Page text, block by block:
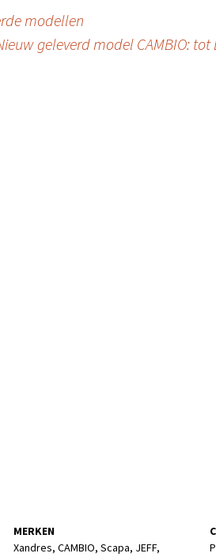
modellen
geleverd model CAMBIO:
MERKEN
Xandres, CAMBIO, Scapa, JEFF,